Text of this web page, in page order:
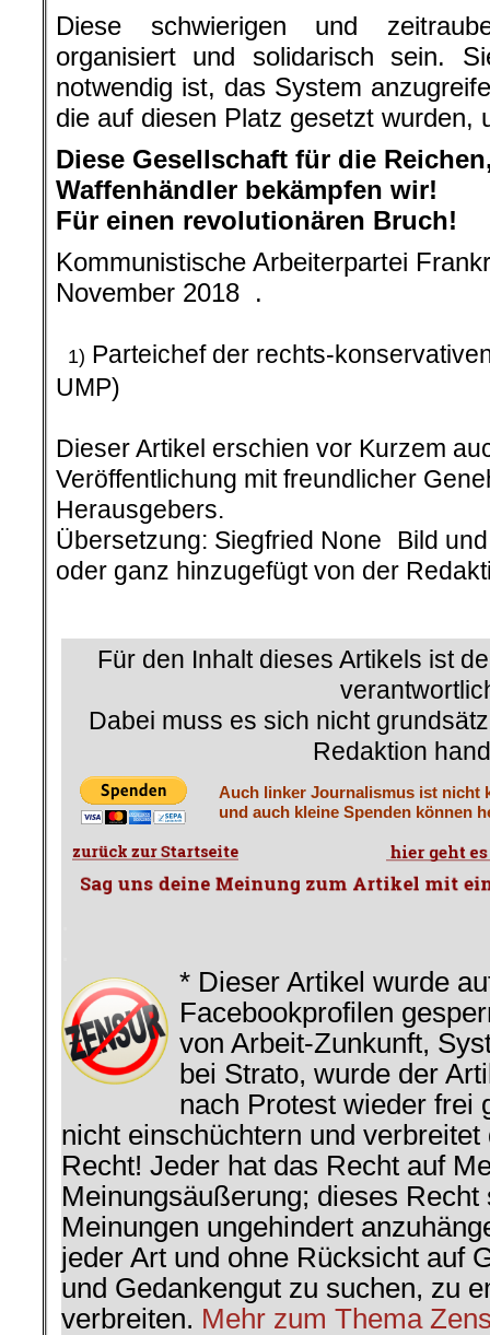
Diese schwierigen und
organisiert und solidarisch sein.
notwendig ist, das System
die auf diesen Platz gesetzt wurden,
Diese Gesellschaft für die
Waffenhändler bekämpfen wir!
Für einen revolutionären Bruch!
Kommunistische Arbeiterpartei
November 2018 .
1) Parteichef der rechts-
UMP)
Dieser Artikel erschien vor Kurzem
Veröffentlichung mit freundlicher
Herausgebers.
Übersetzung: Siegfried None Bild
oder ganz hinzugefügt von der
Für den Inhalt dieses Artikels ist
Dabei muss es sich nicht
Redaktion
Auch linker Journalismus ist nicht
und auch kleine Spenden können
* Dieser Artikel wurde
Facebookprofilen
von Arbeit-Zunkunft,
bei Strato, wurde der
nach Protest wieder frei
nicht einschüchtern und
Recht! Jeder hat das Recht auf
Meinungsäußerung; dieses
Meinungen ungehindert
jeder Art und ohne Rücksicht auf
und Gedankengut zu suchen, zu
verbreiten. Mehr zum Thema